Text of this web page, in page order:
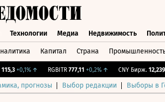
Технологии Медиа Недвижимость
Капитал Страна
+0,1%↑ RGBITR 777,11 +0,2%↑ CNY Бирж. 12,239
прогнозы Выбор редакции Выборы в